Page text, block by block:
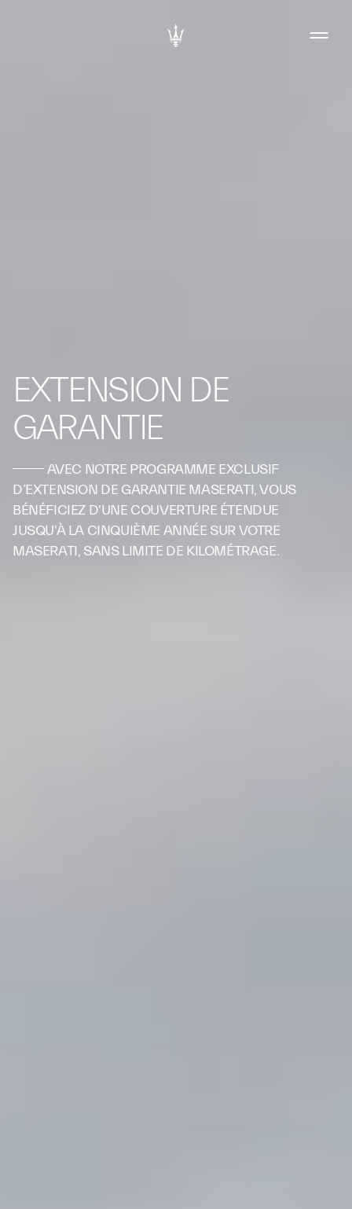
EXTENSION DE
GARANTIE
AVEC NOTRE PROGRAMME EXCLUSIF
D’EXTENSION DE GARANTIE MASERATI, VOUS
BÉNÉFICIEZ D'UNE COUVERTURE ÉTENDUE
JUSQU'À LA CINQUIÈME ANNÉE SUR VOTRE
MASERATI, SANS LIMITE DE KILOMÉTRAGE.